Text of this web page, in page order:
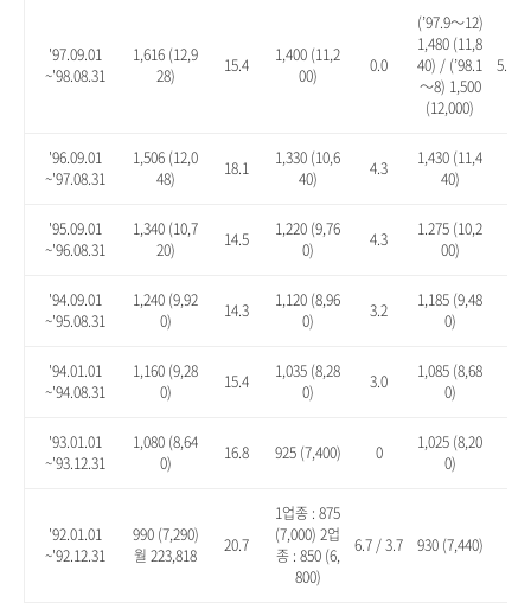
'97.09.01
~'98.08.31
1,616 (12,9
28)
15.4
1,400 (11,2
00)
0.0
(’97.9～12)
1,480 (11,8
40) / (’98.1
～8) 1,500
(12,000)
5.7 /
'96.09.01
~'97.08.31
1,506 (12,0
48)
18.1
1,330 (10,6
40)
4.3
1,430 (11,4
40)
'95.09.01
~'96.08.31
1,340 (10,7
20)
14.5
1,220 (9,76
0)
4.3
1.275 (10,2
00)
'94.09.01
~'95.08.31
1,240 (9,92
0)
14.3
1,120 (8,96
0)
3.2
1,185 (9,48
0)
'94.01.01
~'94.08.31
1,160 (9,28
0)
15.4
1,035 (8,28
0)
3.0
1,085 (8,68
0)
'93.01.01
~'93.12.31
1,080 (8,64
0)
16.8 925 (7,400) 0
1,025 (8,20
0)
'92.01.01
~'92.12.31
990 (7,290)
월 223,818
20.7
1업종 : 875
(7,000) 2업
종 : 850 (6,
800)
6.7 / 3.7 930 (7,440)